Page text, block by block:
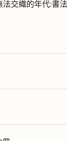
交織的年代:書